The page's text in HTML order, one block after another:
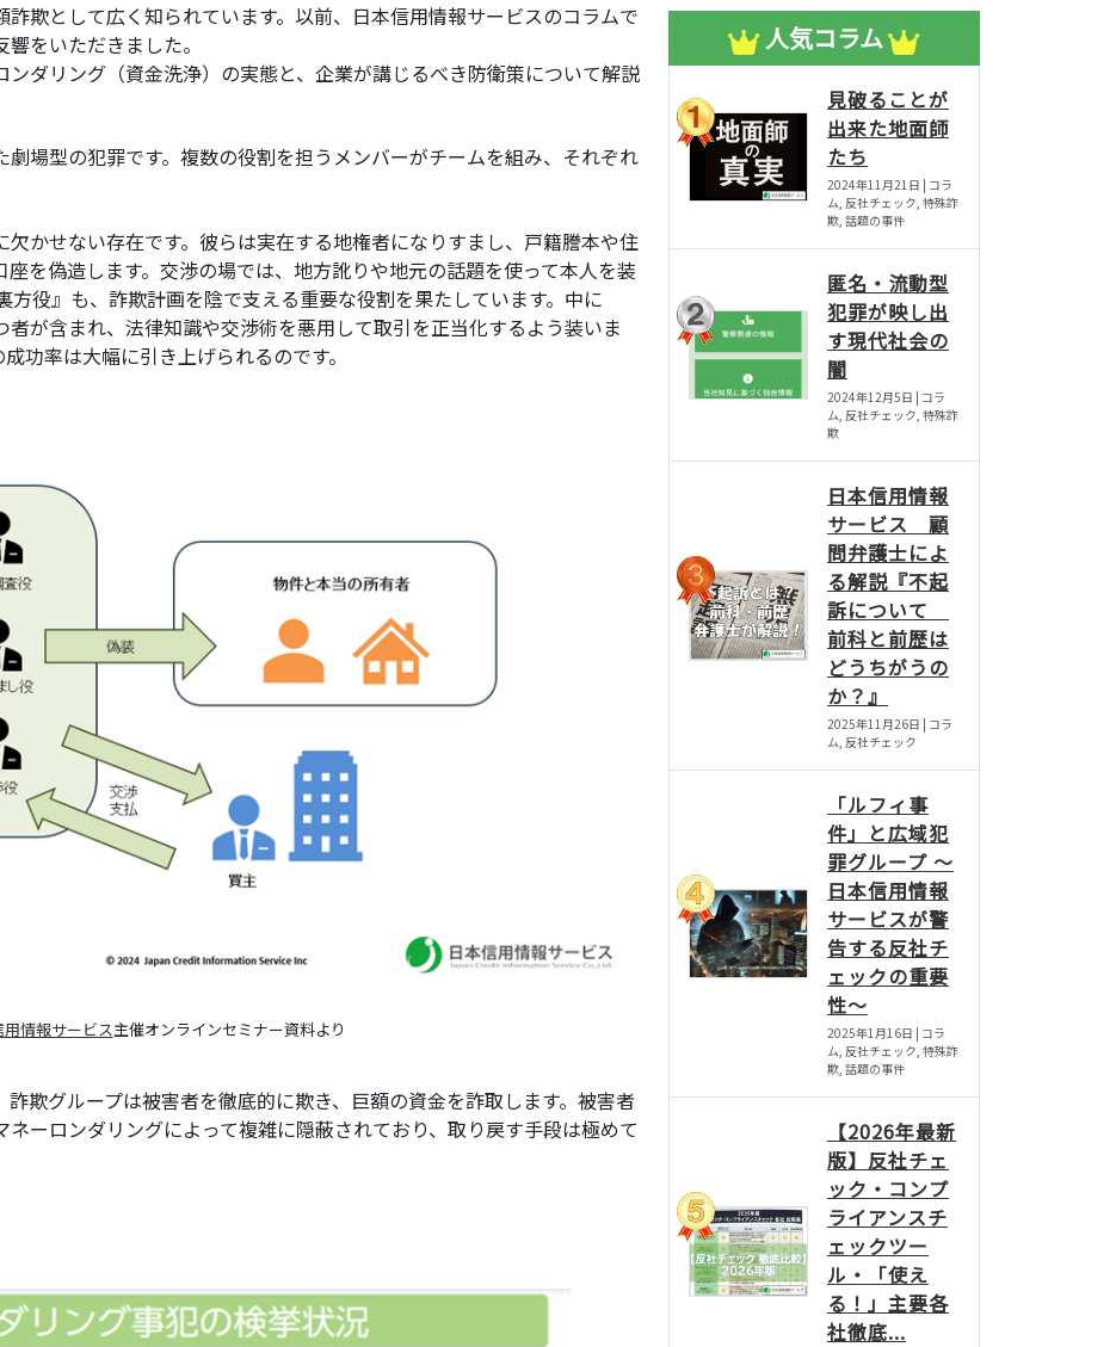
欺として広く知られています。以前、日本信用情報サービスのコラムで
をいただきました。
ダリング（資金洗浄）の実態と、企業が講じるべき防衛策について解説
場型の犯罪です。複数の役割を担うメンバーがチームを組み、それぞれ
かせない存在です。彼らは実在する地権者になりすまし、戸籍謄本や住
を偽造します。交渉の場では、地方訛りや地元の話題を使って本人を装
方役』も、詐欺計画を陰で支える重要な役割を果たしています。中に
が含まれ、法律知識や交渉術を悪用して取引を正当化するよう装いま
功率は大幅に引き上げられるのです。
用情報サービス主催オンラインセミナー資料より
欺グループは被害者を徹底的に欺き、巨額の資金を詐取します。被害者
ーロンダリングによって複雑に隠蔽されており、取り戻す手段は極めて
人気コラム
見破ることが
出来た地面師
たち
2024年11月21日 | コラ
ム, 反社チェック, 特殊詐
欺, 話題の事件
匿名・流動型
犯罪が映し出
す現代社会の
闇
2024年12月5日 | コラ
ム, 反社チェック, 特殊詐
欺
日本信用情報
サービス 顧
問弁護士によ
る解説『不起
訴について
前科と前歴は
どうちがうの
か？』
2025年11月26日 | コラ
ム, 反社チェック
「ルフィ事
件」と広域犯
罪グループ 〜
日本信用情報
サービスが警
告する反社チ
ェックの重要
性〜
2025年1月16日 | コラ
ム, 反社チェック, 特殊詐
欺, 話題の事件
【2026年最新
版】反社チェ
ック・コンプ
ライアンスチ
ェックツー
ル・「使え
る！」主要各
社徹底...